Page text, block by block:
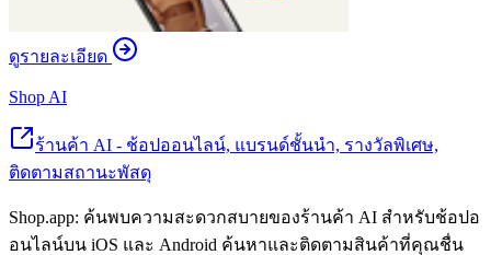
ดูรายละเอียด
Shop AI
ร้านค้า AI - ช้อปออนไลน์, แบรนด์ชั้นนำ, รางวัลพิเศษ,
ติดตามสถานะพัสดุ
Shop.app: ค้นพบความสะดวกสบายของร้านค้า AI สำหรับช้อปอ
อนไลน์บน iOS และ Android ค้นหาและติดตามสินค้าที่คุณชื่น